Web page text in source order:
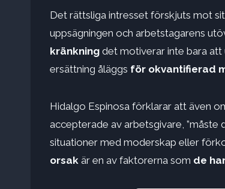
Det rättsliga intresset förskjuts mot
uppsägningen och arbetstagarens
kränkning det motiverar inte bara
ersättning åläggs för okvantifierad
Hidalgo Espinosa förklarar att även
accepterade av arbetsgivare,
situationer med moderskap eller
orsak är en av faktorerna som de